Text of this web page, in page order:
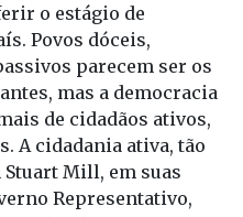
o estágio de
Povos dóceis,
parecem ser os
mas a democracia
de cidadãos ativos,
A cidadania ativa, tão
Mill, em suas
Representativo,